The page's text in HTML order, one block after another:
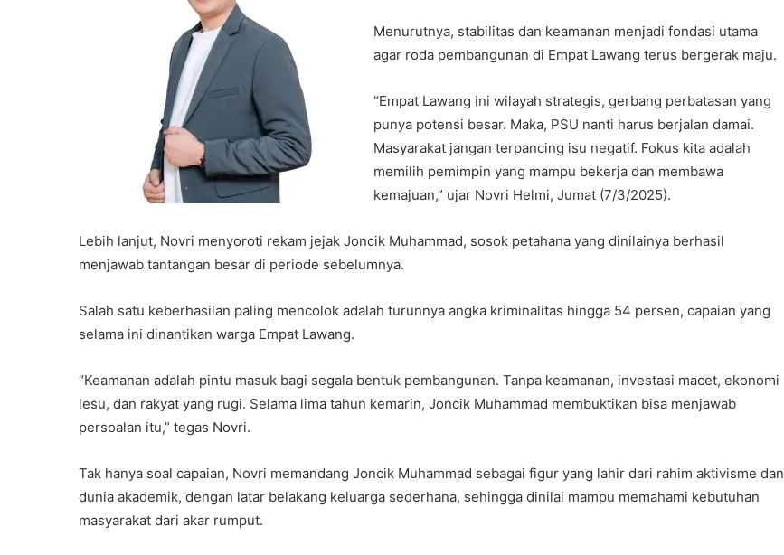
Menurutnya, stabilitas dan keamanan menjadi fondasi utama
agar roda pembangunan di Empat Lawang terus bergerak maju.
“Empat Lawang ini wilayah strategis, gerbang perbatasan yang
punya potensi besar. Maka, PSU nanti harus berjalan damai.
Masyarakat jangan terpancing isu negatif. Fokus kita adalah
memilih pemimpin yang mampu bekerja dan membawa
kemajuan,” ujar Novri Helmi, Jumat (7/3/2025).
Lebih lanjut, Novri menyoroti rekam jejak Joncik Muhammad, sosok petahana yang dinilainya berhasil
menjawab tantangan besar di periode sebelumnya.
Salah satu keberhasilan paling mencolok adalah turunnya angka kriminalitas hingga 54 persen, capaian yang
selama ini dinantikan warga Empat Lawang.
“Keamanan adalah pintu masuk bagi segala bentuk pembangunan. Tanpa keamanan, investasi macet, ekonomi
lesu, dan rakyat yang rugi. Selama lima tahun kemarin, Joncik Muhammad membuktikan bisa menjawab
persoalan itu,” tegas Novri.
Tak hanya soal capaian, Novri memandang Joncik Muhammad sebagai figur yang lahir dari rahim aktivisme dan
dunia akademik, dengan latar belakang keluarga sederhana, sehingga dinilai mampu memahami kebutuhan
masyarakat dari akar rumput.